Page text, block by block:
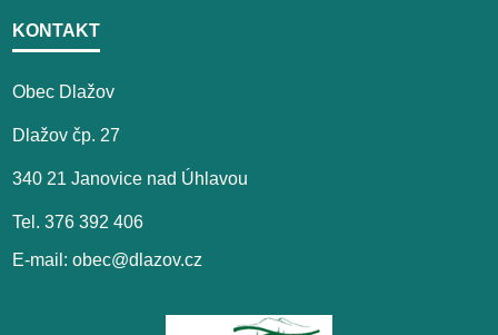
KONTAKT
Obec Dlažov
Dlažov čp. 27
340 21 Janovice nad Úhlavou
Tel. 376 392 406
E-mail: obec@dlazov.cz